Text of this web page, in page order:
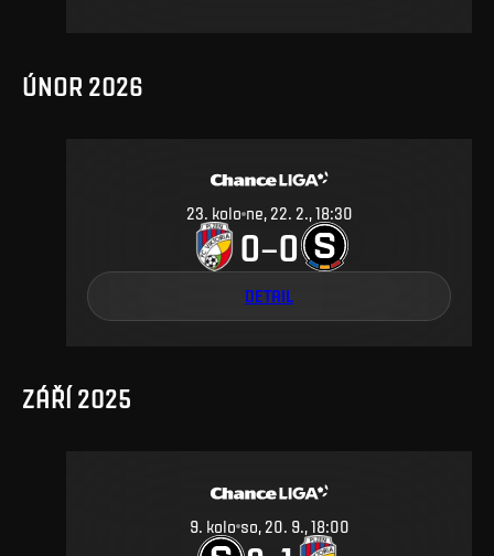
ÚNOR 2026
23. kolo ne, 22. 2., 18:30
0–0
DETAIL
ZÁŘÍ 2025
9. kolo so, 20. 9., 18:00